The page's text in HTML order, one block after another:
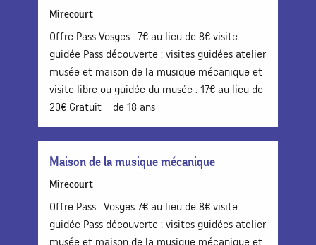
Mirecourt
Offre Pass Vosges : 7€ au lieu de 8€ visite
guidée Pass découverte : visites guidées atelier
musée et maison de la musique mécanique et
visite libre ou guidée du musée : 17€ au lieu de
20€ Gratuit – de 18 ans
Maison de la musique mécanique
Mirecourt
Offre Pass : Vosges 7€ au lieu de 8€ visite
guidée Pass découverte : visites guidées atelier
musée et maison de la musique mécanique et